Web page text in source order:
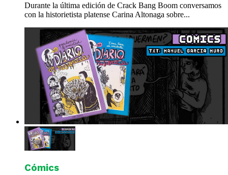
Durante la última edición de Crack Bang Boom conversamos
con la historietista platense Carina Altonaga sobre...
Cómics